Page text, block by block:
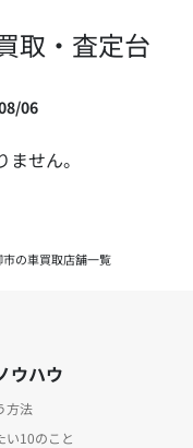
取・査定台
06
せん。
市の車買取店舗一覧
ウハウ
方法
い10のこと